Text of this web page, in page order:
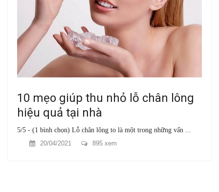
10 mẹo giúp thu nhỏ lỗ chân lông
hiệu quả tại nhà
5/5 - (1 bình chọn) Lỗ chân lông to là một trong những vấn ...
20/04/2021
895 xem